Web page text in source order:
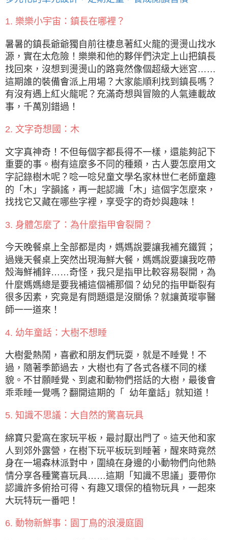
1. 樂樂小宇宙：鎮長在哪裡？
暑暑的鎮長爺爺獨自前往棲息著紅火龍的燙燙山找水
源，實在太危險！樂樂和他的夥伴們決定上山把鎮長
找回來，沒想到燙燙山的路竟然像個超級大迷宮……
這期誰的裝備會派上用場？大家能順利找到鎮長嗎？
有沒有遇上紅火龍呢？充滿奇想與冒險的人氣連載故
事，千萬別錯過！
2. 文字奇想國：木
文字真神奇！不但每個字都長得不一樣，還能夠記下
重要的事。樹有這麼多不同的種類，古人要怎麼用文
字記錄樹木呢？唸一唸兒童文學名家林世仁老師童趣
的「木」字韻謠，再一起認識「木」這個字怎麼來，
找找它又藏在哪些字裡，享受字的奇妙與趣味！
3. 身體怎麼了：為什麼指甲會裂開？
今天晚餐桌上全部都是肉，媽媽說要讓我補充鐵質；
過幾天餐桌上突然出現海鮮大餐，媽媽說要讓我吃帶
殼海鮮補鋅……奇怪，我只是指甲比較容易裂開，為
什麼媽媽總是要我補這個補那個？幼兒的指甲斷裂有
很多因素，究竟是有問題還是沒關係？就讓黃瑽寧醫
師一一道來！
4. 幼年童話：大樹不想睡
大樹愛熱鬧，喜歡和朋友們玩耍，就是不睡覺！不
過，隨著季節過去，大樹也有了各式各樣不同的樣
貌。不甘願睡覺、到處和動物們搭話的大樹，最後會
乖乖睡一覺嗎？翻開這期的「 幼年童話」就知道！
5. 知識不思議：大自然的驚喜玩具
綿寶只愛窩在家玩平板，最討厭出門了。這天他和家
人到郊外露營，在樹下玩平板玩到睡著，醒來時竟然
身在一場森林派對中，圍繞在身邊的小動物們向他熱
情分享各種驚喜玩具……這期「知識不思議」要帶你
認識許多俯拾可得、有趣又環保的植物玩具，一起來
大玩特玩一番吧！
6. 動物新鮮事：園丁鳥的浪漫庭園